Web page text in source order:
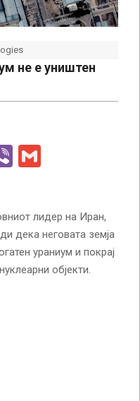
не е уништен
Viber
лидер на Иран,
дека неговата земја
ураниум и покрај
објекти.